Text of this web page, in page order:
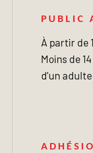
PUBLIC
À partir de
Moins de
d'un adulte